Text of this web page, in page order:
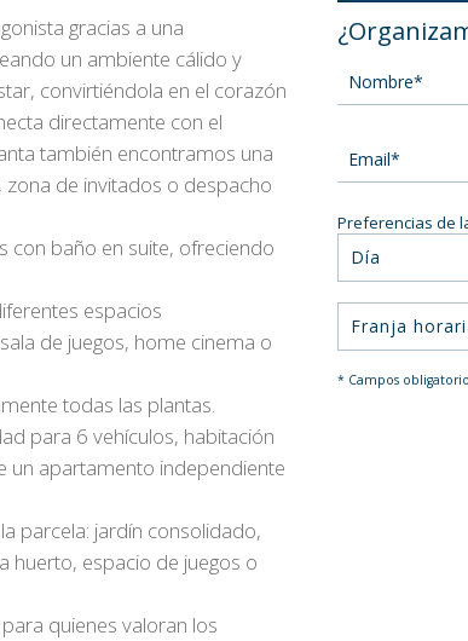
gracias a una
un ambiente cálido y
convirtiéndola en el corazón
directamente con el
también encontramos una
de invitados o despacho
con baño en suite, ofreciendo
espacios
de juegos, home cinema o
todas las plantas.
para 6 vehículos, habitación
un apartamento independiente
parcela: jardín consolidado,
huerto, espacio de juegos o
quienes valoran los
Preferencias de
Día
Franja
* Campos